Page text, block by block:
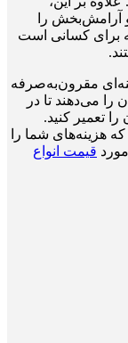
آرامش‌بخش را
برای کسانی است
مقرون‌به‌صرفه
را می‌دهند تا در
تعمیر کنید.
هزینه‌های شما را
قیمت انواع